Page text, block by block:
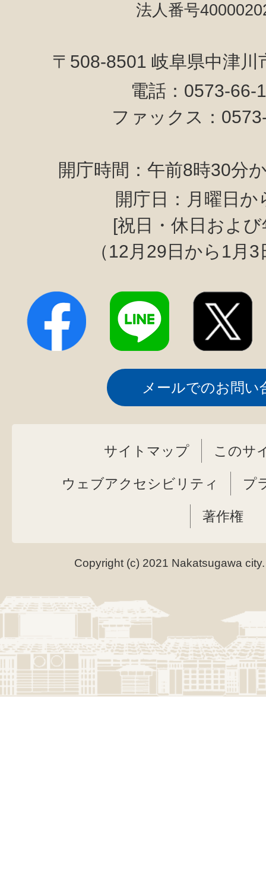
法人番号
〒508-8501 岐阜県中津
電話：0573-
ファックス：
開庁時間：午前8時30分
開庁日：月曜日か
[祝日・休日およ
（12月29日から1月
メールでのお問い
サイトマップ このサ
ウェブアクセシビリティ プ
著作権
Copyright (c) 2021 Nakatsugawa